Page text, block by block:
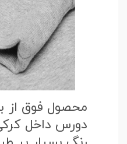
محصول فوق از
دورس داخل